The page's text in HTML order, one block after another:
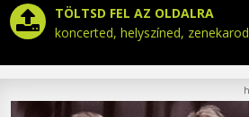
TÖLTSD FEL AZ OLDALRA
koncerted, helyszíned, zenekarod